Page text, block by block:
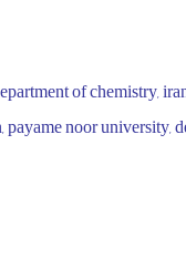
of chemistry,
payame noor